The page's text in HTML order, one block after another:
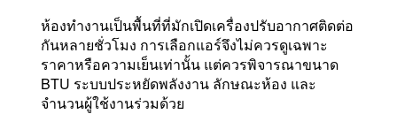
ห้องทำงานเป็นพื้นที่ที่มักเปิดเครื่องปรับอากาศติดต่อ
กันหลายชั่วโมง การเลือกแอร์จึงไม่ควรดูเฉพาะ
ราคาหรือความเย็นเท่านั้น แต่ควรพิจารณาขนาด
BTU ระบบประหยัดพลังงาน ลักษณะห้อง และ
จำนวนผู้ใช้งานร่วมด้วย